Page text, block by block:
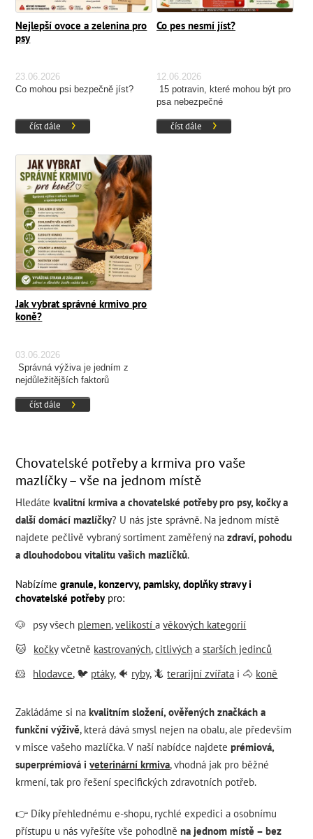
Nejlepší ovoce a zelenina pro
psy
23.06.2026
Co mohou psi bezpečně jíst?
číst dále
Co pes nesmí jíst?
12.06.2026
15 potravin, které mohou být pro
psa nebezpečné
číst dále
Jak vybrat správné krmivo pro
koně?
03.06.2026
Správná výživa je jedním z
nejdůležitějších faktorů
výkonnost koně.
číst dále
Chovatelské potřeby a krmiva pro vaše
mazlíčky – vše na jednom místě
Hledátekvalitní krmiva a chovatelské potřeby pro psy, kočky a
další domácí mazlíčky? U nás jste správně. Na jednom místě
najdete pečlivě vybraný sortiment zaměřený nazdraví, pohodu
a dlouhodobou vitalitu vašich mazlíčků.
Nabízímegranule, konzervy, pamlsky, doplňky stravy i
chovatelské potřebypro:
🐶
psy všech plemen,velikostíavěkových kategorií
🐱
kočkyvčetně kastrovaných,citlivých astarších jedinců
🐹
hlodavce, 🐦 ptáky, 🐠 ryby, 🦎terarijní zvířata i 🐴 koně
Zakládáme si nakvalitním složení, ověřených značkách a
funkční výživě, která dává smysl nejen na obalu, ale především
v misce vašeho mazlíčka. V naší nabídce najdeteprémiová,
superprémiová iveterinární krmiva, vhodná jak pro běžné
krmení, tak pro řešení specifických zdravotních potřeb.
👉 Díky přehlednému e-shopu, rychlé expedici a osobnímu
přístupu u nás vyřešíte vše pohodlněna jednom místě – bez